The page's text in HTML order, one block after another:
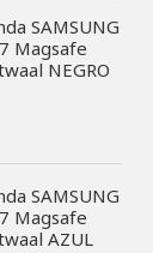
SAMSUNG
Magsafe
NEGRO
SAMSUNG
Magsafe
AZUL